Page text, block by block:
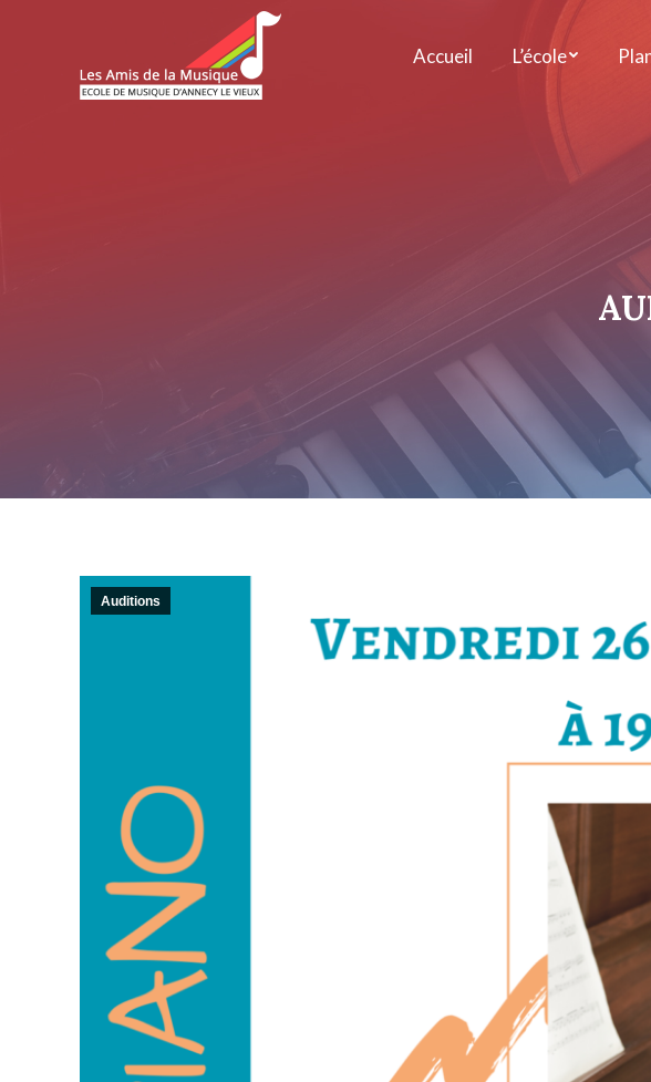
Accueil L’école
Auditions